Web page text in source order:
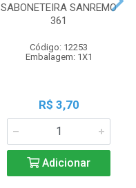
SABONETEIRA SANREMO
361
Código: 12253
Embalagem: 1X1
R$ 3,70
Adicionar